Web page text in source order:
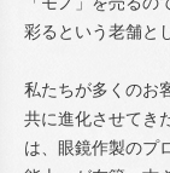
彩るという老舗と
私たちが多くのお
共に進化させてき
は、眼鏡作製のプ